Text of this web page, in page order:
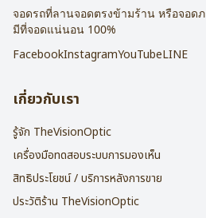
จอดรถที่ลานจอดตรงข้ามร้าน หรือจอด
มีที่จอดแน่นอน 100%
FacebookInstagramYouTubeLINE
เกี่ยวกับเรา
รู้จัก TheVisionOptic
เครื่องมือทดสอบระบบการมองเห็น
สิทธิประโยชน์ / บริการหลังการขาย
ประวัติร้าน TheVisionOptic